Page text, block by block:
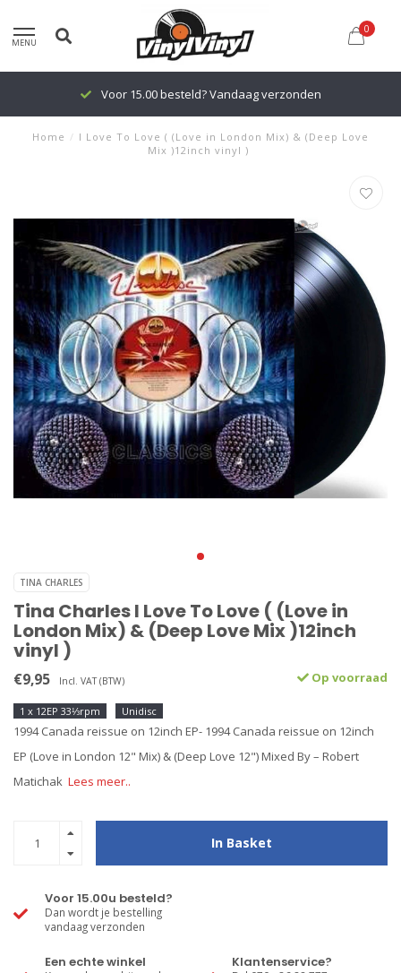
MENU
0
Voor 15.00 besteld? Vandaag verzonden
Home / I Love To Love ( (Love in London Mix) & (Deep Love
Mix )12inch vinyl )
TINA CHARLES
Tina Charles I Love To Love ( (Love in
London Mix) & (Deep Love Mix )12inch
vinyl )
€9,95 Incl. VAT (BTW) Op voorraad
1 x 12EP 33⅓rpm Unidisc
1994 Canada reissue on 12inch EP- 1994 Canada reissue on 12inch
EP (Love in London 12" Mix) & (Deep Love 12") Mixed By – Robert
Matichak Lees meer..
In Basket
Voor 15.00u besteld?
Dan wordt je bestelling
vandaag verzonden
Een echte winkel Klantenservice?